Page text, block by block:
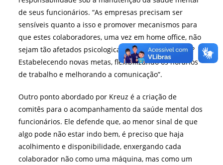
de seus funcionários. “As empresas precisam ser
sensíveis quanto a isso e promover mecanismos para
que estes colaboradores, uma vez em home office, não
sejam tão afetados psicologicamente. De que forma?
Estabelecendo novas metas, flexibilizando os horários
de trabalho e melhorando a comunicação”.
Outro ponto abordado por Kreuz é a criação de
comitês para o acompanhamento da saúde mental dos
funcionários. Ele defende que, ao menor sinal de que
algo pode não estar indo bem, é preciso que haja
acolhimento e disponibilidade, enxergando cada
colaborador não como uma máquina, mas como um